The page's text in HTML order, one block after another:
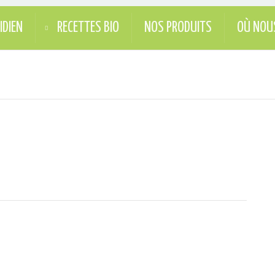
RECETTES BIO NOS PRODUITS OÙ